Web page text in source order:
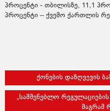
პროცენტი - თბილისზე, 11,1
პროცენტი – ქვემო ქართლის
ქონების დაზღვევის
„სამშენებლო
მაგრამ